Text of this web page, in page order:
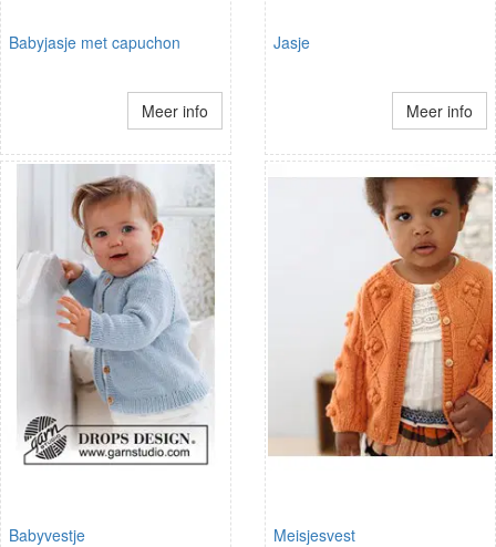
Babyjasje met capuchon
Meer info
Jasje
Meer info
Babyvestje Meisjesvest